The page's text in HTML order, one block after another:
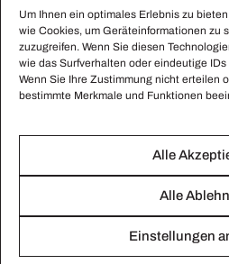
Um Ihnen ein optimales Erlebnis zu
wie Cookies, um Geräteinformationen zu
zuzugreifen. Wenn Sie diesen
wie das Surfverhalten oder eindeutige
Wenn Sie Ihre Zustimmung nicht erteilen
bestimmte Merkmale und Funktionen
Alle
Alle
Einstellungen
Foto: Stefan Höderath